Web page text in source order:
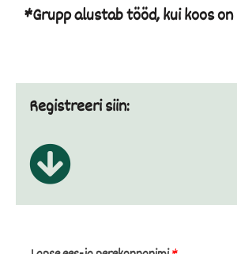
*Grupp alustab tööd, kui koos
Registreeri siin: